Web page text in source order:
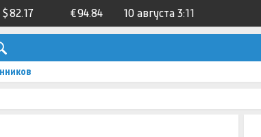
$82.17 €94.84 10 августа 3:11